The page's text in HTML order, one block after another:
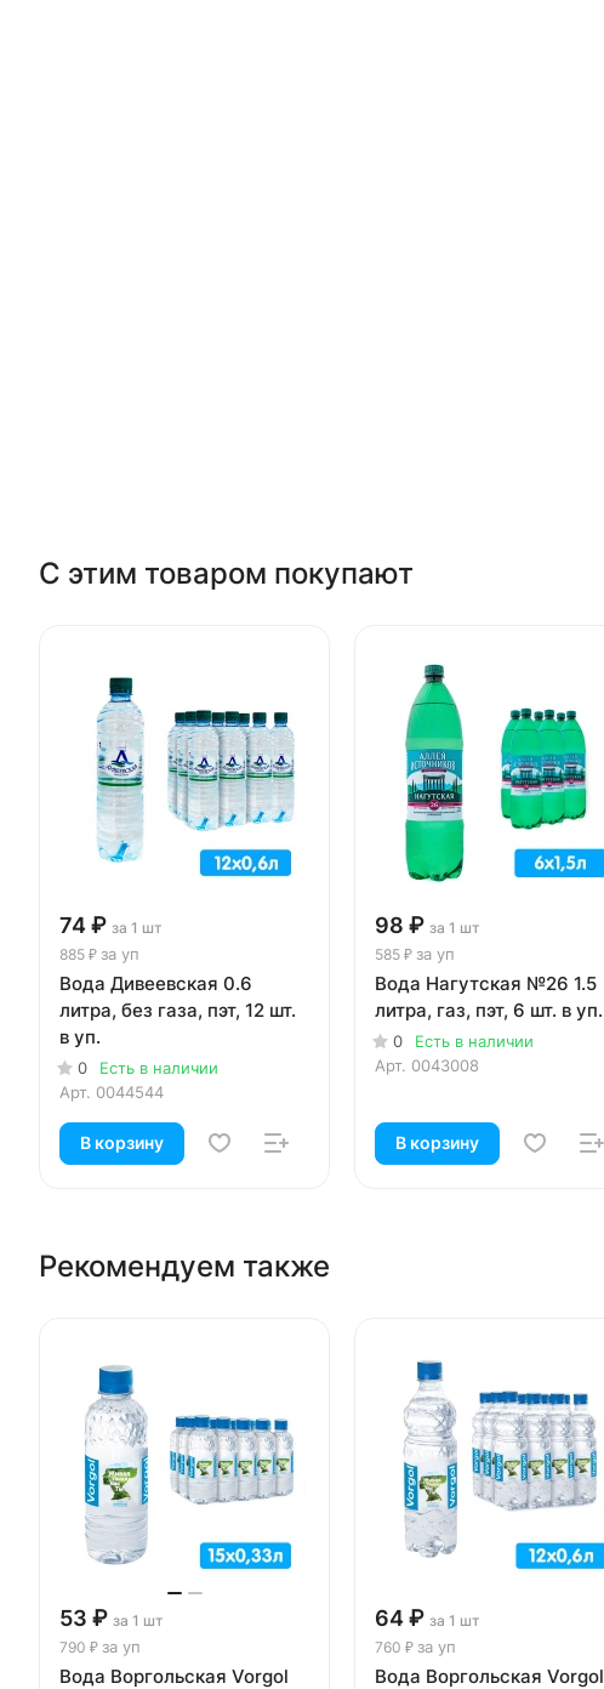
С этим товаром покупают
74 ₽ за 1 шт
885 ₽ за уп
Вода Дивеевская 0.6
литра, без газа, пэт, 12 шт.
в уп.
0
Есть в наличии
Арт. 0044544
В корзину
98 ₽ за 1 шт
585 ₽ за уп
Вода Нагутская №26 1.5
литра, газ, пэт, 6 шт. в уп.
0
Есть в наличии
Арт. 0043008
В корзину
Рекомендуем также
53 ₽ за 1 шт
790 ₽ за уп
Вода Воргольская Vorgol
64 ₽ за 1 шт
760 ₽ за уп
Вода Воргольская Vorgol